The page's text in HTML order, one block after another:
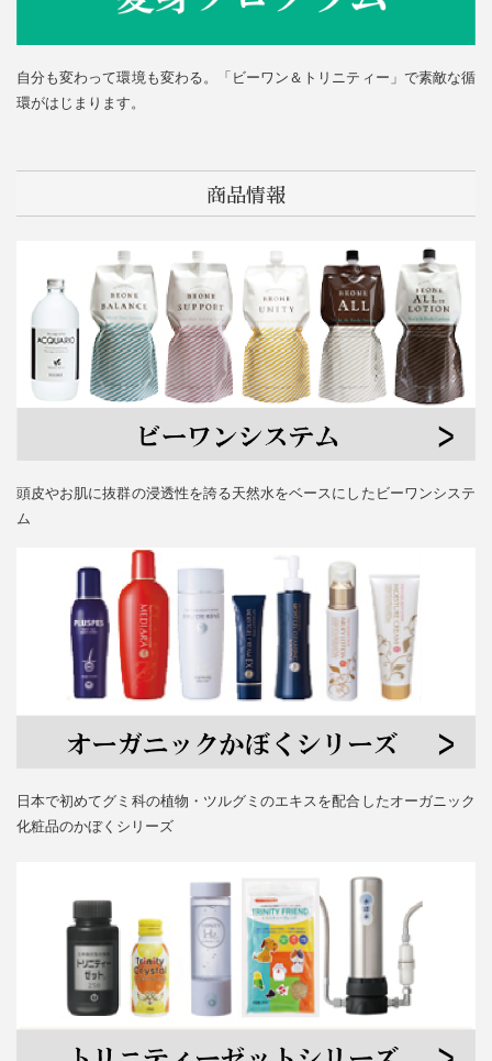
自分も変わって環境も変わる。「ビーワン＆トリニティー」で素敵な循
環がはじまります。
商品情報
頭皮やお肌に抜群の浸透性を誇る天然水をベースにしたビーワンシステ
ム
日本で初めてグミ科の植物・ツルグミのエキスを配合したオーガニック
化粧品のかぼくシリーズ